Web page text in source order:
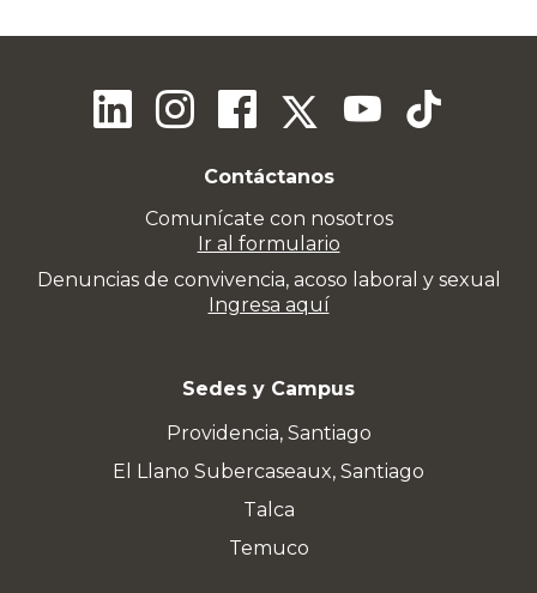
Contáctanos
Comunícate con nosotros
Ir al formulario
Denuncias de convivencia, acoso laboral y sexual
Ingresa aquí
Sedes y Campus
Providencia, Santiago
El Llano Subercaseaux, Santiago
Talca
Temuco